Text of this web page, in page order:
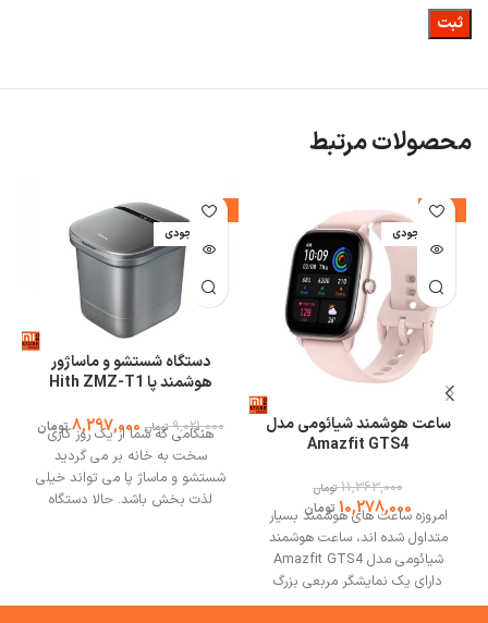
محصولات مرتبط
-10%
اتمام موجودی
ساعت هوشمند شیائومی مدل
Amazfit GTS4
11,363,000 تومان
10,278,000 تومان
امروزه ساعت های هوشمند بسیار
متداول شده اند، ساعت هوشمند
شیائومی مدل Amazfit GTS4
دارای یک نمایشگر مربعی بزرگ
بوده و برای افرادی که مچ دست
-8%
اتمام موجودی
دستگاه شستشو و ماساژور
هوشمند پا Hith ZMZ-T1
9,021,000 تومان 8,297,000تومان
هنگامی که شما از یک روز کاری
سخت به خانه بر می گردید
شستشو و ماساژ پا می تواند خیلی
لذت بخش باشد. حالا دستگاه
پا ، پاهای خود را ماساژ می دهید،